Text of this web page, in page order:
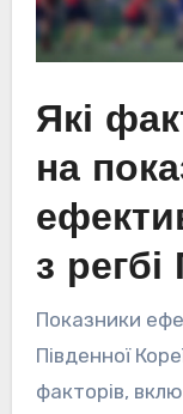
Які
на
з регбі
Показники
Південної
факторів,